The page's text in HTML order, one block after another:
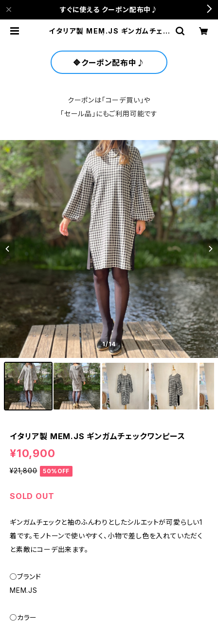
すぐに使える クーポン配布中♪
イタリア製 MEM.JS ギンガムチェッ
🔷クーポン配布中♪
クーポンは「コーデ買い」や
「セール品」にもご利用可能です
1/14
イタリア製 MEM.JS ギンガムチェックワンピース
¥10,900
¥21,800 50%OFF
SOLD OUT
ギンガムチェックと袖のふんわりとしたシルエットが可愛らしい1
着です。モノトーンで使いやすく、小物で差し色を入れていただく
と素敵にコーデ出来ます。
◯ブランド
MEM.JS
◯カラー